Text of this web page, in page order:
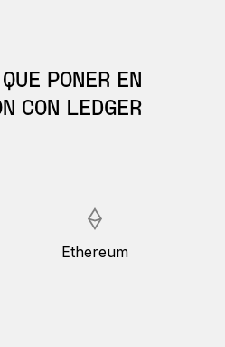
PONER EN
CON LEDGER
Ethereum